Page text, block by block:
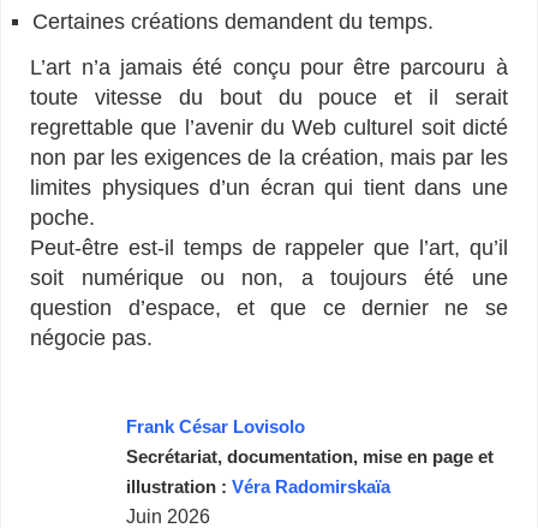
Certaines créations demandent du temps.
L’art n’a jamais été conçu pour être parcouru à
toute vitesse du bout du pouce et il serait
regrettable que l’avenir du Web culturel soit dicté
non par les exigences de la création, mais par les
limites physiques d’un écran qui tient dans une
poche.
Peut-être est-il temps de rappeler que l’art, qu’il
soit numérique ou non, a toujours été une
question d’espace, et que ce dernier ne se
négocie pas.
Frank César Lovisolo
Secrétariat, documentation, mise en page et
illustration :Véra Radomirskaïa
Juin 2026